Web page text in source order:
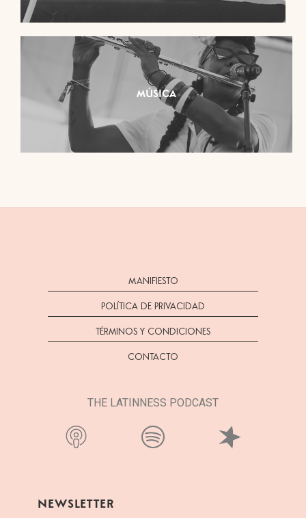
MÚSICA
MANIFIESTO
POLÍTICA DE PRIVACIDAD
TÉRMINOS Y CONDICIONES
CONTACTO
THE LATINNESS PODCAST
NEWSLETTER